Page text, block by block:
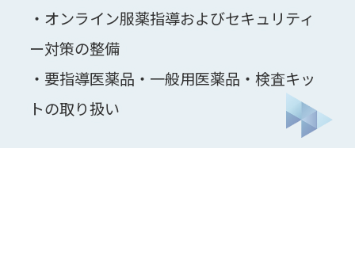
・オンライン服薬指導およびセキュリティ
ー対策の整備
・要指導医薬品・一般用医薬品・検査キッ
トの取り扱い